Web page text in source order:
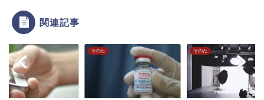
関連記事
そのた そのた